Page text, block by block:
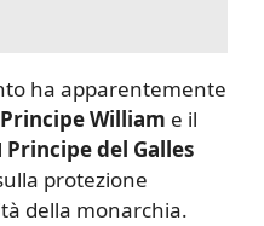
ha apparentemente
William e il
Principe del Galles
protezione
della monarchia.